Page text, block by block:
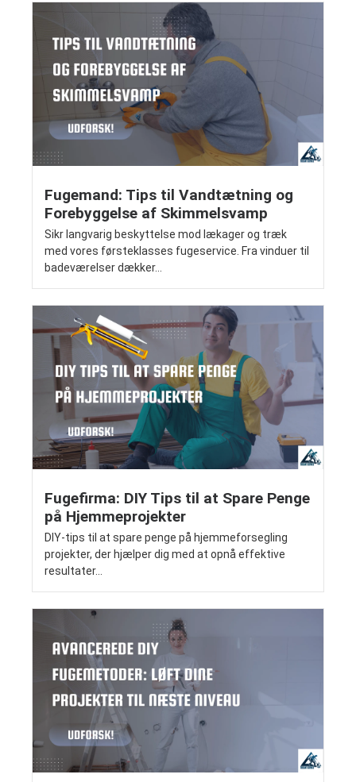
Fugemand: Tips til Vandtætning og
Forebyggelse af Skimmelsvamp
Sikr langvarig beskyttelse mod lækager og træk
med vores førsteklasses fugeservice. Fra vinduer til
badeværelser dækker...
Fugefirma: DIY Tips til at Spare Penge
på Hjemmeprojekter
DIY-tips til at spare penge på hjemmeforsegling
projekter, der hjælper dig med at opnå effektive
resultater...